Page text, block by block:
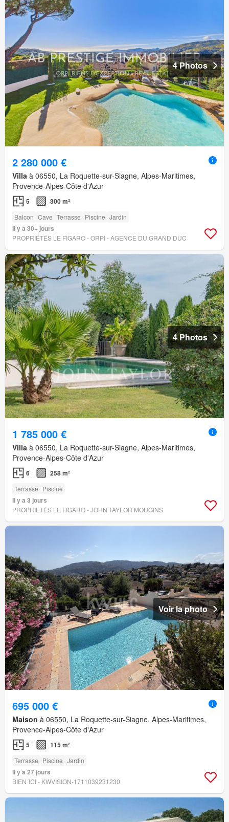
4 Photos
2 280 000 €
Villa à 06550, La Roquette-sur-Siagne, Alpes-Maritimes,
Provence-Alpes-Côte d'Azur
5 300 m²
Balcon Cave Terrasse Piscine Jardin
Il y a 30+ jours
PROPRIÉTÉS LE FIGARO - ORPI - AGENCE DU GRAND DUC
4 Photos
1 785 000 €
Villa à 06550, La Roquette-sur-Siagne, Alpes-Maritimes,
Provence-Alpes-Côte d'Azur
6 258 m²
Terrasse Piscine
Il y a 3 jours
PROPRIÉTÉS LE FIGARO - JOHN TAYLOR MOUGINS
Voir la photo
695 000 €
Maison à 06550, La Roquette-sur-Siagne, Alpes-Maritimes,
Provence-Alpes-Côte d'Azur
5 115 m²
Terrasse Piscine Jardin
Il y a 27 jours
BIEN´ICI - KWVISION-1711039231230